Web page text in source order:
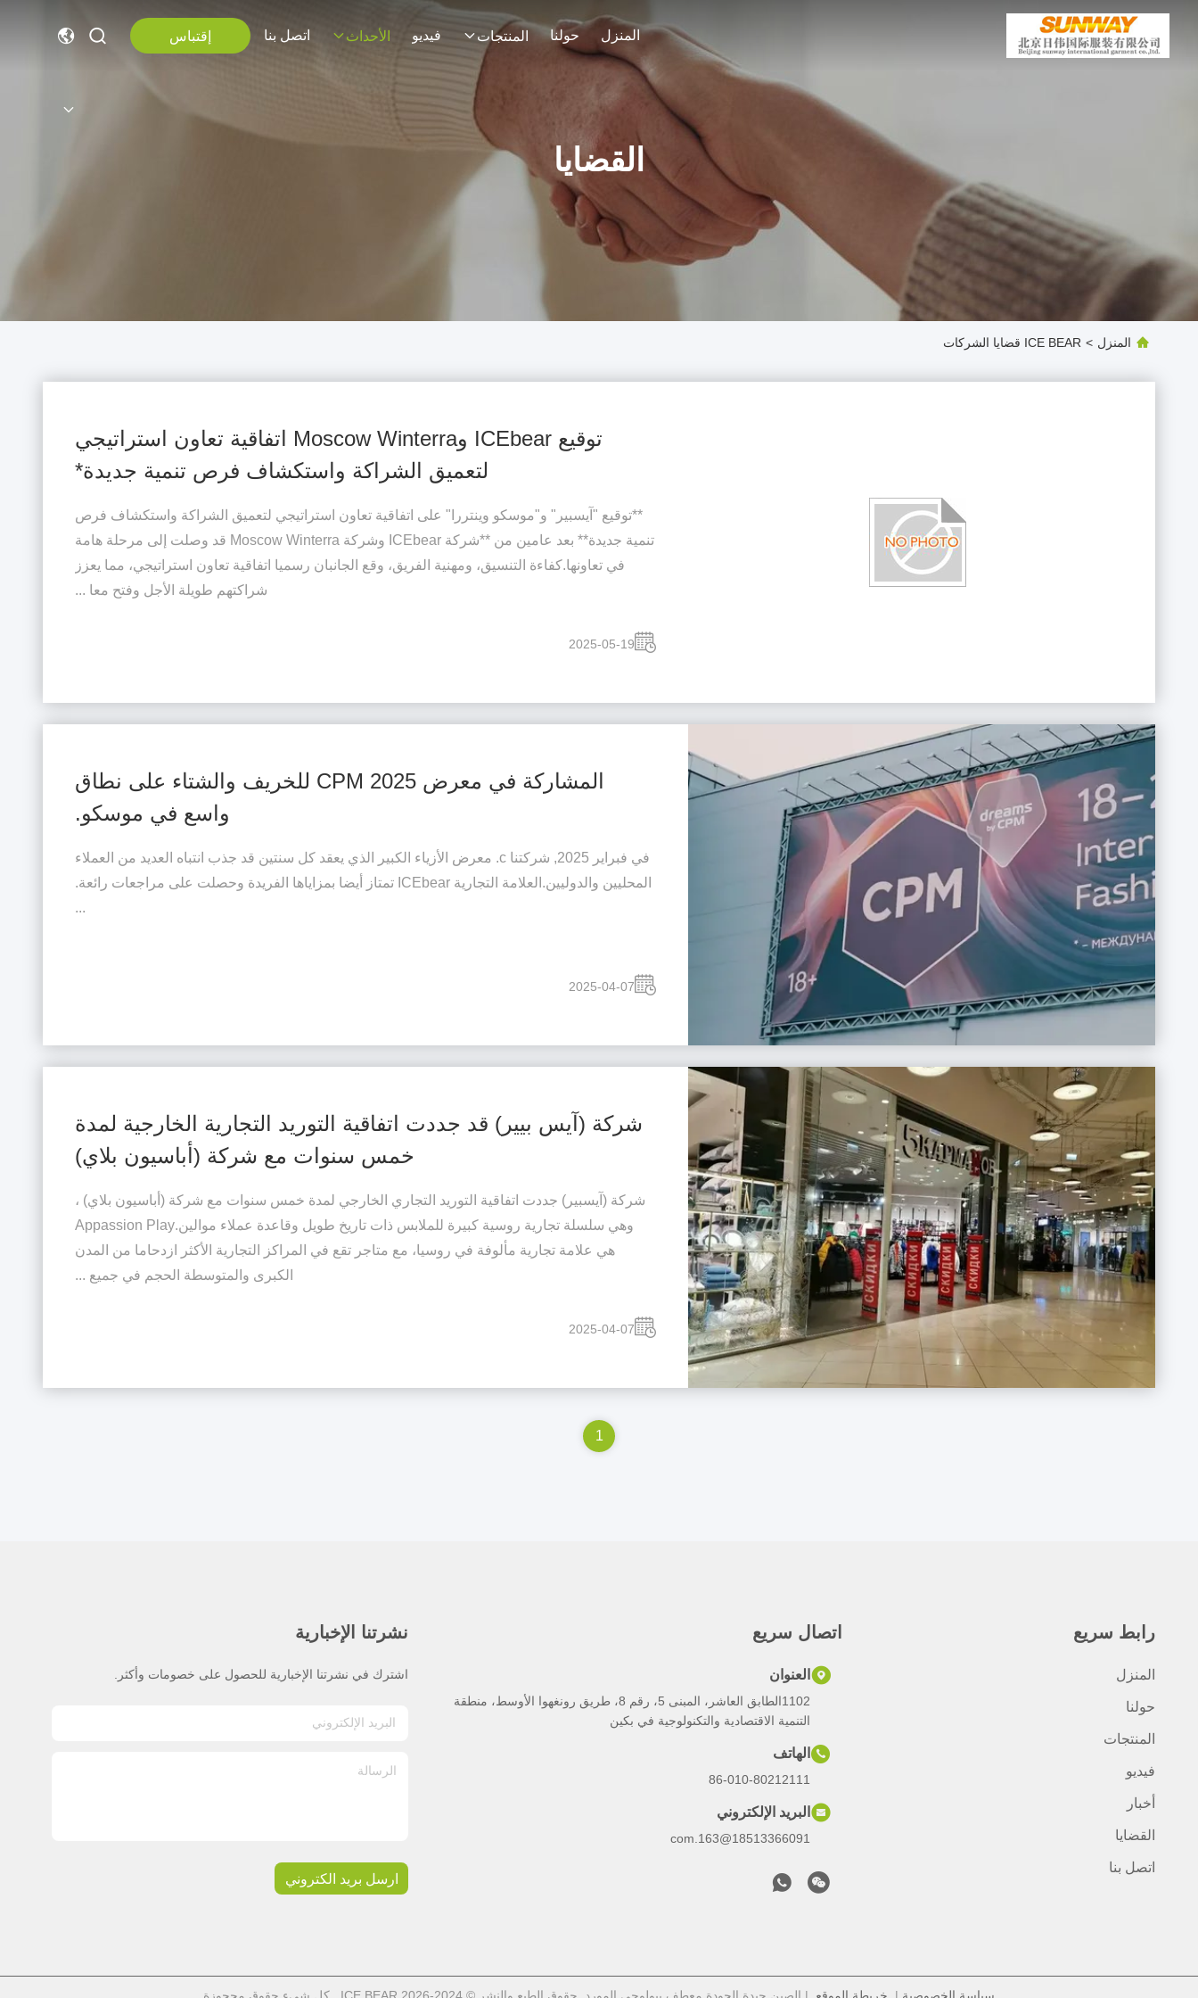
المنزل حولنا المنتجات فيديو الأحداث اتصل بنا إقتباس
القضايا
المنزل > ICE BEAR قضايا الشركات
توقيع ICEbear وMoscow Winterra اتفاقية تعاون استراتيجي
لتعميق الشراكة واستكشاف فرص تنمية جديدة*
**توقيع "آيسبير" و"موسكو وينتررا" على اتفاقية تعاون استراتيجي لتعميق الشراكة واستكشاف فرص
تنمية جديدة** بعد عامين من **شركة ICEbear وشركة Moscow Winterra قد وصلت إلى مرحلة هامة
في تعاونها.كفاءة التنسيق، ومهنية الفريق، وقع الجانبان رسميا اتفاقية تعاون استراتيجي، مما يعزز
شراكتهم طويلة الأجل وفتح معا ...
2025-05-19
المشاركة في معرض CPM 2025 للخريف والشتاء على نطاق
واسع في موسكو.
في فبراير 2025, شركتنا c. معرض الأزياء الكبير الذي يعقد كل سنتين قد جذب انتباه العديد من العملاء
المحليين والدوليين.العلامة التجارية ICEbear تمتاز أيضا بمزاياها الفريدة وحصلت على مراجعات رائعة.
...
2025-04-07
شركة (آيس بيير) قد جددت اتفاقية التوريد التجارية الخارجية لمدة
خمس سنوات مع شركة (أباسيون بلاي)
شركة (آيسبير) جددت اتفاقية التوريد التجاري الخارجي لمدة خمس سنوات مع شركة (أباسيون بلاي) ،
وهي سلسلة تجارية روسية كبيرة للملابس ذات تاريخ طويل وقاعدة عملاء موالين.Appassion Play
هي علامة تجارية مألوفة في روسيا، مع متاجر تقع في المراكز التجارية الأكثر ازدحاما من المدن
الكبرى والمتوسطة الحجم في جميع ...
2025-04-07
1
رابط سريع
المنزل
حولنا
المنتجات
فيديو
أخبار
القضايا
اتصل بنا
اتصال سريع
العنوان
1102الطابق العاشر، المبنى 5، رقم 8، طريق رونغهوا الأوسط، منطقة
التنمية الاقتصادية والتكنولوجية في بكين
الهاتف
86-010-80212111
البريد الإلكتروني
18513366091@163.com
نشرتنا الإخبارية
اشترك في نشرتنا الإخبارية للحصول على خصومات وأكثر.
ارسل بريد الكتروني